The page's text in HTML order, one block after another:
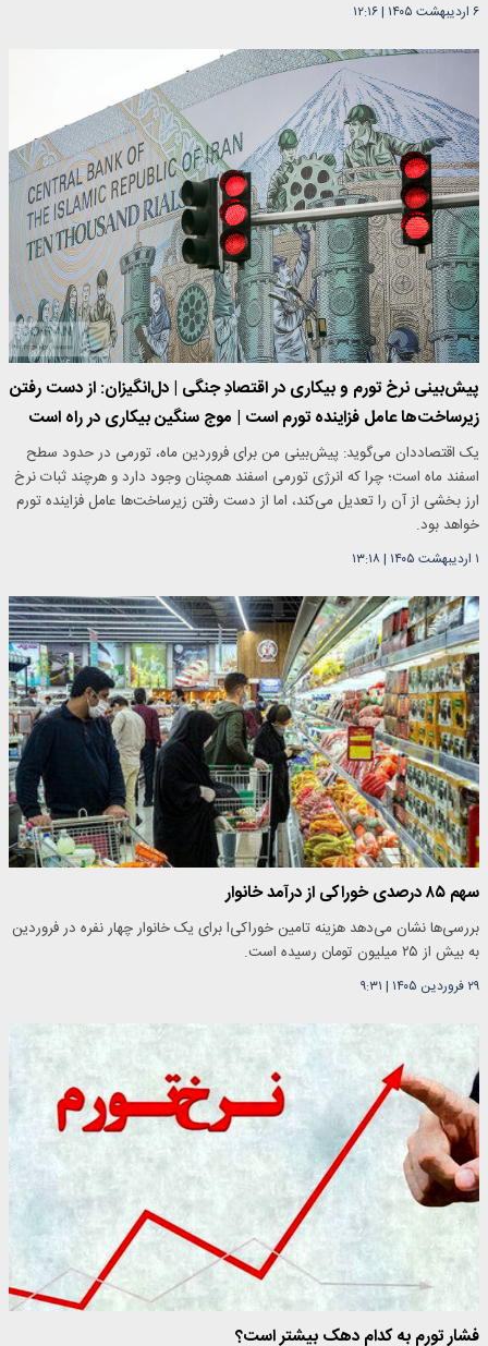
۶ اردیبهشت ۱۴۰۵ |۱۲:۱۶
پیش‌بینی نرخ تورم و بیکاری در اقتصادِ جنگی | دل‌انگیزان: از دست رفتن
زیرساخت‌ها عامل فزاینده تورم است | موج سنگین بیکاری در راه است
یک اقتصاددان می‌گوید: پیش‌بینی من برای فروردین ماه، تورمی در حدود سطح
اسفند ماه است؛ چرا که انرژی تورمی اسفند همچنان وجود دارد و هرچند ثبات نرخ
ارز بخشی از آن را تعدیل می‌کند، اما از دست رفتن زیرساخت‌ها عامل فزاینده تورم
خواهد بود.
۱ اردیبهشت ۱۴۰۵ |۱۳:۱۸
سهم ۸۵ درصدی خوراکی‌ از درآمد خانوار
بررسی‌ها نشان می‌دهد هزینه تامین خوراکی‌ا برای یک خانوار چهار نفره در فروردین
به بیش از ۲۵ میلیون تومان رسیده است.
۲۹ فروردین ۱۴۰۵ | ۹:۳۱
فشار تورم به کدام دهک‌ بیشتر است؟